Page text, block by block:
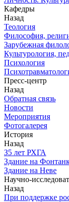
Кафедры
Назад
Теология
Философия,
Зарубежная
Культурология,
Психология
Пресс-центр
Назад
Обратная связь
Новости
Мероприятия
Фотогалерея
История
Назад
З5 лет РХГА
Здание на
Здание на Неве
Научно-
Назад
При поддержке